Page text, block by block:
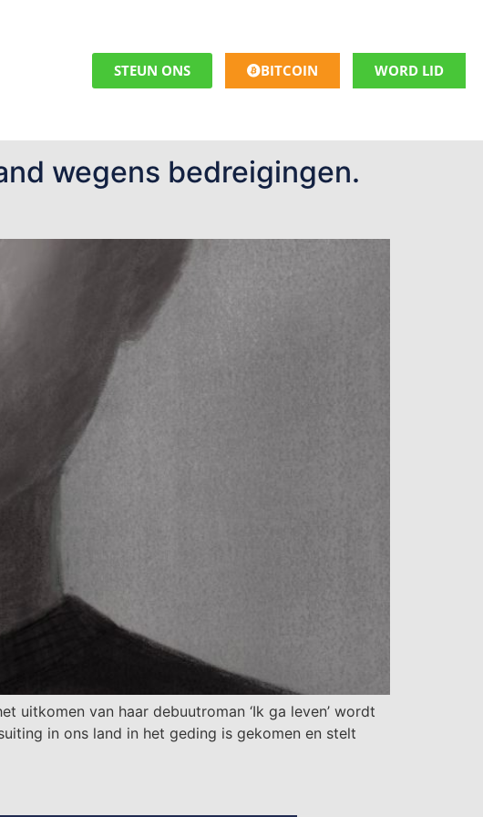
STEUN ONS BITCOIN WORD LID
wegens bedreigingen.
uitkomen van haar debuutroman ‘Ik ga leven’ wordt
in ons land in het geding is gekomen en stelt